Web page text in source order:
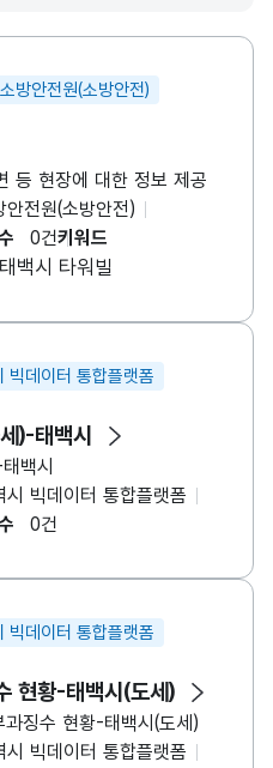
방안전원(소방안전)
등 현장에 대한 정보 제공
안전원(소방안전)
0건키워드
백시 타워빌
빅데이터 통합플랫폼
)-태백시
백시
시 빅데이터 통합플랫폼
0건
빅데이터 통합플랫폼
현황-태백시 (도세)
징수 현황-태백시(도세)
시 빅데이터 통합플랫폼